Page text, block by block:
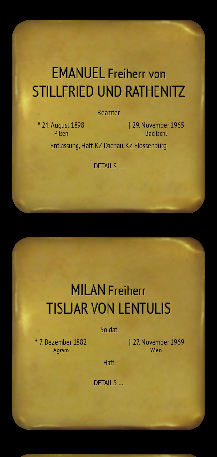
EMANUELFreiherr von
STILLFRIED UND RATHENITZ
Beamter
* 24. August 1898
Pilsen
† 29. November 1965
Bad Ischl
Entlassung,Haft,KZ Dachau,KZ Flossenbürg
DETAILS…ZU EMANUEL STILLFRIED UND
MILAN Freiherr
TISLJAR VON LENTULIS
Soldat
* 7. Dezember 1882
Agram
† 27. November 1969
Wien
Haft
DETAILS…ZU MILAN TISLJAR VON LENTULIS